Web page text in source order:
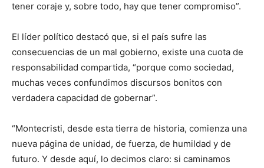
tener coraje y, sobre todo, hay que tener compromiso”.
El líder político destacó que, si el país sufre las
consecuencias de un mal gobierno, existe una cuota de
responsabilidad compartida, “porque como sociedad,
muchas veces confundimos discursos bonitos con
verdadera capacidad de gobernar”.
“Montecristi, desde esta tierra de historia, comienza una
nueva página de unidad, de fuerza, de humildad y de
futuro. Y desde aquí, lo decimos claro: si caminamos